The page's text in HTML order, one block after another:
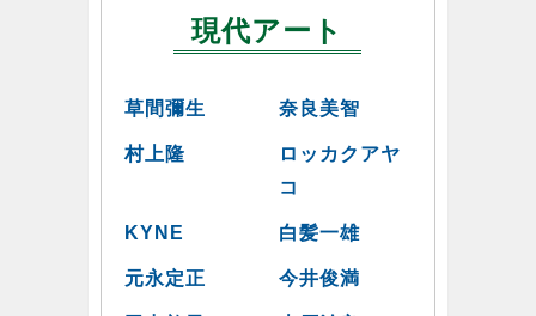
現代アート
草間彌生 奈良美智
村上隆
ロッカクアヤ
コ
KYNE 白髪一雄
元永定正 今井俊満